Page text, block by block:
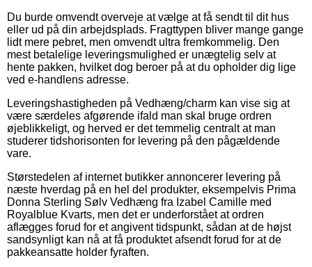
Du burde omvendt overveje at vælge at få sendt til dit hus
eller ud på din arbejdsplads. Fragttypen bliver mange gange
lidt mere pebret, men omvendt ultra fremkommelig. Den
mest betalelige leveringsmulighed er unægtelig selv at
hente pakken, hvilket dog beroer på at du opholder dig lige
ved e-handlens adresse.
Leveringshastigheden på Vedhæng/charm kan vise sig at
være særdeles afgørende ifald man skal bruge ordren
øjeblikkeligt, og herved er det temmelig centralt at man
studerer tidshorisonten for levering på den pågældende
vare.
Størstedelen af internet butikker annoncerer levering på
næste hverdag på en hel del produkter, eksempelvis Prima
Donna Sterling Sølv Vedhæng fra Izabel Camille med
Royalblue Kvarts, men det er underforstået at ordren
aflægges forud for et angivent tidspunkt, sådan at de højst
sandsynligt kan nå at få produktet afsendt forud for at de
pakkeansatte holder fyraften.